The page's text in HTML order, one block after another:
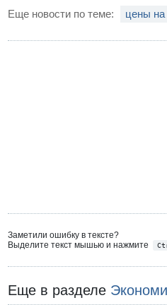
Еще новости по теме: цены на
Заметили ошибку в тексте?
Выделите текст мышью и нажмите
Еще в разделе